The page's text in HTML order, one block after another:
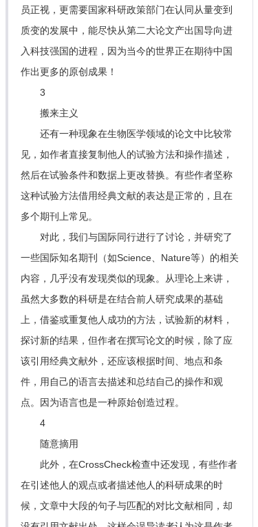
员正视，更需要国家科研政策部门在认同从量变到
质变的发展中，能尽快从第二大论文产出国导向进
入科技强国的进程，因为当今的世界正在期待中国
作出更多的原创成果！
3
搬来主义
还有一种现象在生物医学领域的论文中比较常
见，如作者直接复制他人的试验方法和操作描述，
然后在试验条件和数据上更改替换。有些作者坚称
这种试验方法借用经典文献的表达是正常的，且在
多个期刊上常见。
对此，我们与国际同行进行了讨论，并研究了
一些国际知名期刊（如Science、Nature等）的相关
内容，几乎没有发现类似的现象。从理论上来讲，
虽然大多数的科研是在结合前人研究成果的基础
上，借鉴或重复他人成功的方法，试验新的材料，
探讨新的结果，但作者在撰写论文的时候，除了应
该引用经典文献外，还应该根据时间、地点和条
件，用自己的语言去描述和总结自己的操作和观
点。因为语言也是一种原始创造过程。
4
随意摘用
此外，在CrossCheck检查中还发现，有些作者
在引述他人的观点或者描述他人的科研成果的时
候，文章中大段的句子与匹配的对比文献相同，却